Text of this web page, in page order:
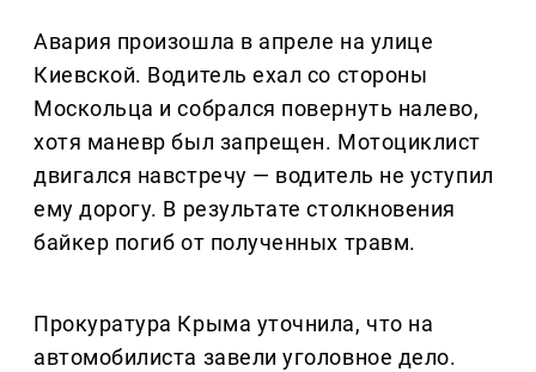
Авария произошла в апреле на улице
Киевской. Водитель ехал со стороны
Москольца и собрался повернуть налево,
хотя маневр был запрещен. Мотоциклист
двигался навстречу — водитель не уступил
ему дорогу. В результате столкновения
байкер погиб от полученных травм.
Прокуратура Крыма уточнила, что на
автомобилиста завели уголовное дело.